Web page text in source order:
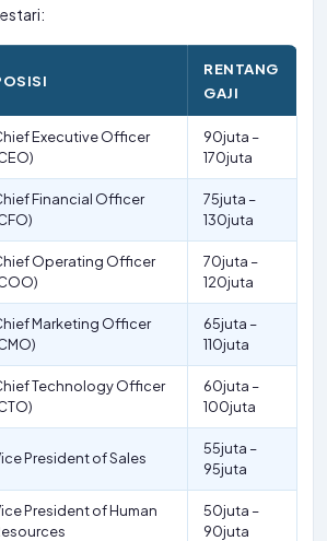
RENTANG
GAJI
Executive Officer
90juta –
170juta
Financial Officer
75juta –
130juta
Operating Officer
70juta –
120juta
Marketing Officer
65juta –
110juta
Technology Officer
60juta –
100juta
President of Sales
55juta –
95juta
President of Human
50juta –
90juta